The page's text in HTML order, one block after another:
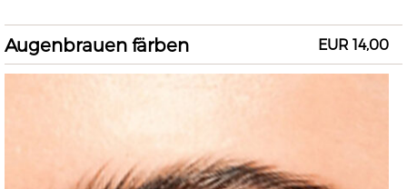
Augenbrauen färben EUR 14,00